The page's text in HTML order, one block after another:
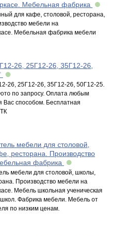
Мебельная фабрика
для кафе, столовой, ресторана,
мебели на
Мебельная фабрика мебели
26, 25Г12-26, 35Г12-26,
26, 25Г12-26, 35Г12-26, 50Г12-25.
по запросу. Оплата любым
Вас способом. Бесплатная
мебели для столовой,
ресторана. Производство
фабрика
мебели для столовой, школы,
Производство мебели на
Мебель школьная ученическая
школ. Фабрика мебели. Мебель от
по низким ценам.